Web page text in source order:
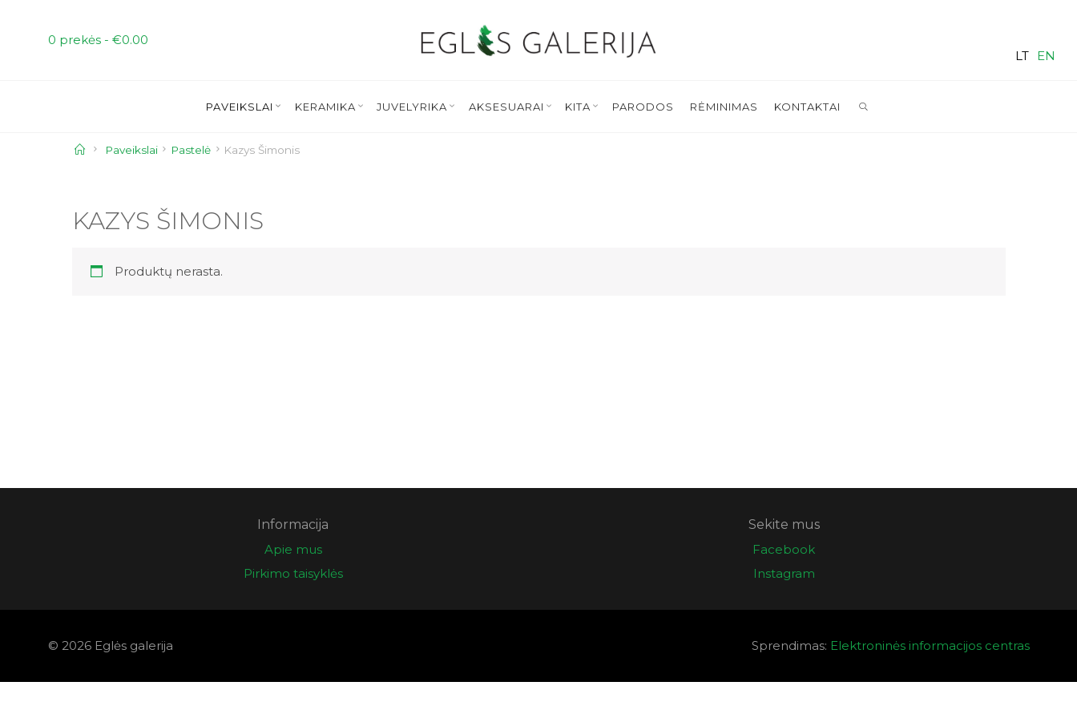
0 prekės - €0.00
LT EN
PAVEIKSLAI KERAMIKA JUVELYRIKA AKSESUARAI KITA PARODOS RĖMINIMAS KONTAKTAI
HomePaveikslai Pastelė Kazys Šimonis
KAZYS ŠIMONIS
Produktų nerasta.
Informacija
Apie mus
Pirkimo taisyklės
Sekite mus
Facebook
Instagram
© 2026 Eglės galerija Sprendimas: Elektroninės informacijos centras